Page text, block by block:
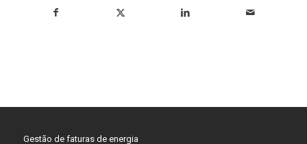
Gestão de faturas de energia